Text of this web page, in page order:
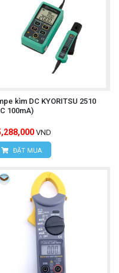
kìm DC KYORITSU 2510
100mA)
VND
ĐẶT MUA